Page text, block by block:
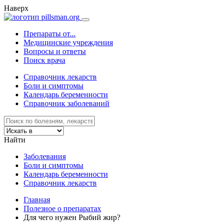
Наверх
Препараты от...
Медицинские учреждения
Вопросы и ответы
Поиск врача
Справочник лекарств
Боли и симптомы
Календарь беременности
Справочник заболеваний
Найти
Заболевания
Боли и симптомы
Календарь беременности
Справочник лекарств
Главная
Полезное о препаратах
Для чего нужен Рыбий жир?